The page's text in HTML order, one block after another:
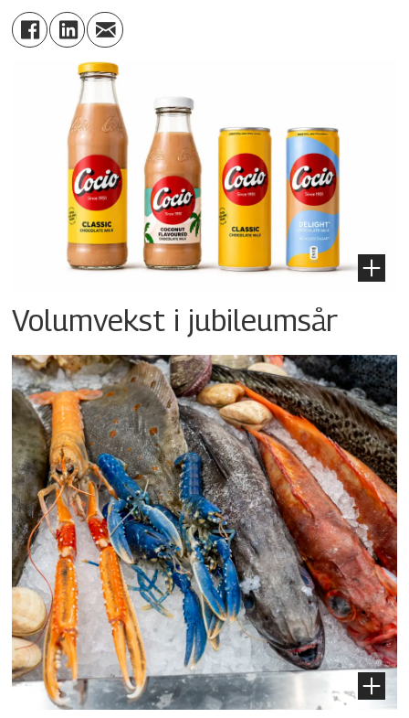
Volumvekst i jubileumsår